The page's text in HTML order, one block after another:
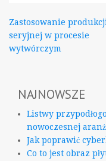
Nawigacja
wpisu
Zastosowanie
seryjnej w procesie
wytwórczym
NAJNOWSZE
Listwy
nowoczesnej
Jak poprawić
Co to jest obraz